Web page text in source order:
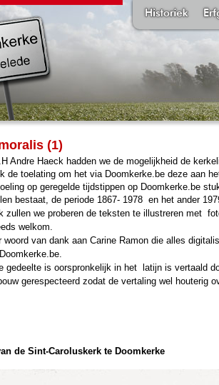
(1)
Andre Haeck hadden we de mogelijkheid de
de toelating om het via Doomkerke.be deze aan
op geregelde tijdstippen op Doomkerke.be
bestaat, de periode 1867- 1978 en het ander
zullen we proberen de teksten te illustreren met
welkom.
woord van dank aan Carine Ramon die alles
gedeelte is oorspronkelijk in het
latijn is vertaald
gerespecteerd zodat de vertaling wel houterig
de Sint-Caroluskerk te Doomkerke